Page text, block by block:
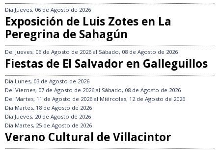
Día Jueves, 06 de Agosto de 2026
Exposición de Luis Zotes en La
Peregrina de Sahagún
Del Jueves, 06 de Agosto de 2026 al Sábado, 08 de Agosto de 2026
Fiestas de El Salvador en Galleguillos
Día Lunes, 03 de Agosto de 2026
Del Viernes, 07 de Agosto de 2026 al Sábado, 08 de Agosto de 2026
Del Martes, 11 de Agosto de 2026 al Miércoles, 12 de Agosto de 2026
Día Martes, 18 de Agosto de 2026
Día Jueves, 20 de Agosto de 2026
Día Martes, 25 de Agosto de 2026
Verano Cultural de Villacintor